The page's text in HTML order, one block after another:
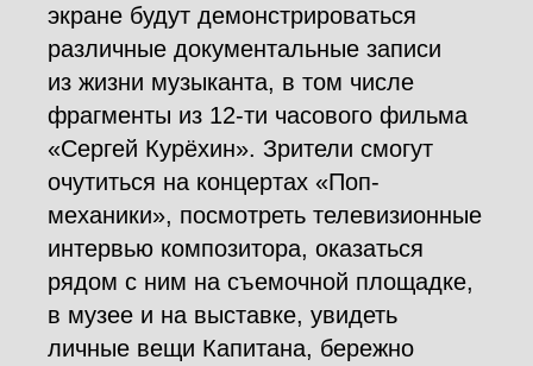
экране будут демонстрироваться
различные документальные записи
из жизни музыканта, в том числе
фрагменты из 12-ти часового фильма
«Сергей Курёхин». Зрители смогут
очутиться на концертах «Поп-
механики», посмотреть телевизионные
интервью композитора, оказаться
рядом с ним на съемочной площадке,
в музее и на выставке, увидеть
личные вещи Капитана, бережно